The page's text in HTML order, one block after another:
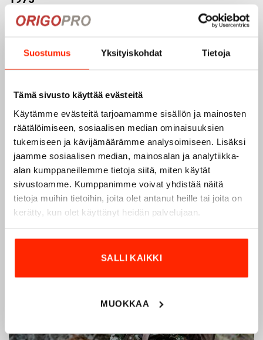
Suostumus Yksityiskohdat Tietoja
Tämä sivusto käyttää evästeitä
Käytämme evästeitä tarjoamamme sisällön ja mainosten
räätälöimiseen, sosiaalisen median ominaisuuksien
tukemiseen ja kävijämäärämme analysoimiseen. Lisäksi
jaamme sosiaalisen median, mainosalan ja analytiikka-
alan kumppaneillemme tietoja siitä, miten käytät
sivustoamme. Kumppanimme voivat yhdistää näitä
tietoja muihin tietoihin, joita olet antanut heille tai joita on
kerätty, kun olet käyttänyt heidän palvelujaan.
SALLI KAIKKI
MUOKKAA
Origoproon suomalainen turvallisuus- ja
vuodesta 1975.
Origoprovalmistaa laadukkaita vaatteita,
Origopro:n tuotteet on suunniteltu yhteistyössä käyttäjien
innovoimaan entistä parempia ratkaisuja.